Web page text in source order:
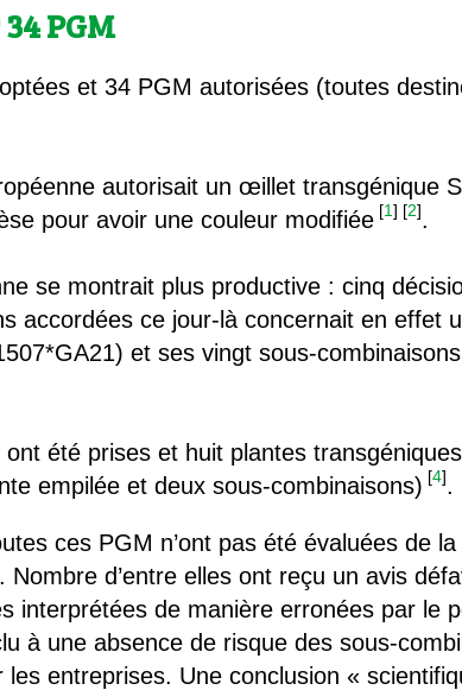
PGM
et 34 PGM autorisées (toutes
autorisait un œillet transgénique
pour avoir une couleur modifiée [1] [2].
se montrait plus productive : cinq
accordées ce jour-là concernait en effet
et ses vingt sous-
été prises et huit plantes
empilée et deux sous-combinaisons) [4].
ces PGM n’ont pas été évaluées de
d’entre elles ont reçu un avis
interprétées de manière erronées par le
à une absence de risque des sous-
entreprises. Une conclusion «